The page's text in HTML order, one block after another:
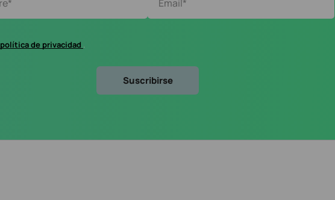
política de privacidad .